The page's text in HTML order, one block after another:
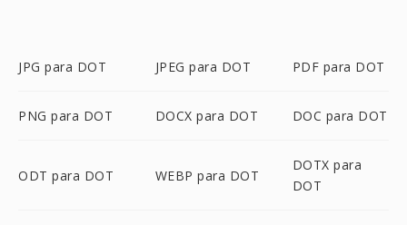
JPG para DOT JPEG para DOT PDF para DOT
PNG para DOT DOCX para DOT DOC para DOT
ODT para DOT WEBP para DOT
DOTX para
DOT